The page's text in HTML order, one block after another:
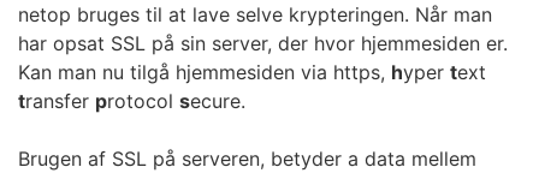
netop bruges til at lave selve krypteringen. Når man
har opsat SSL på sin server, der hvor hjemmesiden er.
Kan man nu tilgå hjemmesiden via https, hyper text
transfer protocol secure.
Brugen af SSL på serveren, betyder a data mellem